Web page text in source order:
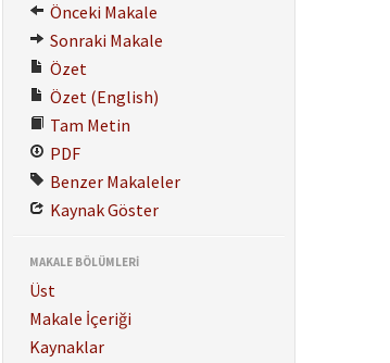
Önceki Makale
Sonraki Makale
Özet
Özet (English)
Tam Metin
PDF
Benzer Makaleler
Kaynak Göster
MAKALE BÖLÜMLERİ
Üst
Makale İçeriği
Kaynaklar